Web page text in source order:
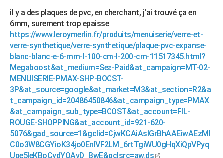
il y a des plaques de pvc, en cherchant, j'ai trouvé ça en
6mm, surement trop epaisse
https://www.leroymerlin.fr/produits/menuiserie/verre-et-
verre-synthetique/verre-synthetique/plaque-pvc-expanse-
blanc-blanc-e-6-mm-l-100-cm-l-200-cm-11517345.html?
Megaboost&at_medium=Sea-Paid&at_campaign=MT-02-
MENUISERIE-PMAX-SHP-BOOST-
3P&at_source=google&at_market=M3&at_section=R2&a
t_campaign_id=20486450846&at_campaign_type=PMAX
&at_campaign_sub_type=BOOST&at_account=FIL-
ROUGE-SHOPPING&at_account_id=921-620-
5076&gad_source=1&gclid=CjwKCAiAsIGrBhAAEiwAEzMl
C0o3W8CGYioK34jo0EnlVF2LM_6rtTgiWU0gHqXiQpVPyq
Upe5leKBoCydYQAvD_BwE&gclsrc=aw.ds